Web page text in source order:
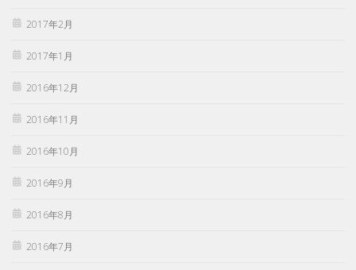
2017年2月
2017年1月
2016年12月
2016年11月
2016年10月
2016年9月
2016年8月
2016年7月